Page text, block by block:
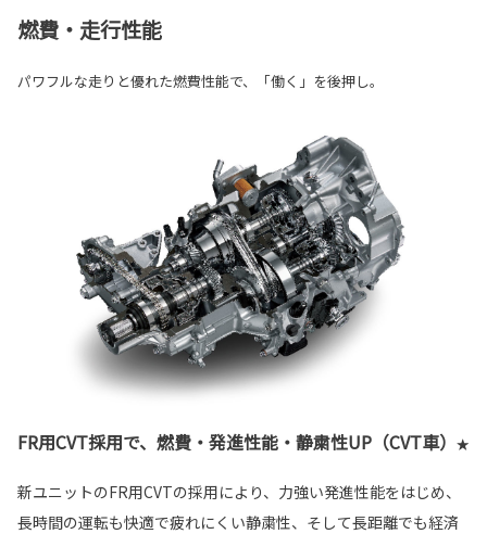
燃費・走行性能
パワフルな走りと優れた燃費性能で、「働く」を後押し。
FR用CVT採用で、燃費・発進性能・静粛性UP（CVT車） ★
新ユニットのFR用CVTの採用により、力強い発進性能をはじめ、
長時間の運転も快適で疲れにくい静粛性、そして長距離でも経済